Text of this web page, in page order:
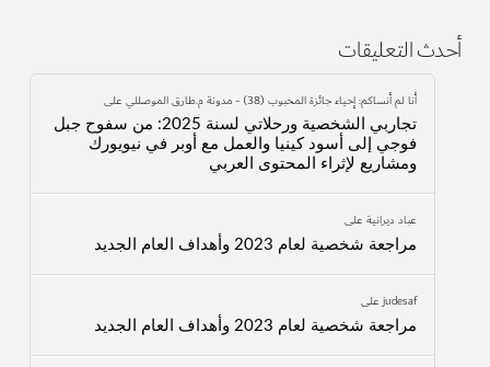
أحدث التعليقات
أنا لم أنساكم: إحياء جائزة المحبوب (38) - مدونة م.طارق الموصللي على
تجاربي الشخصية ورحلاتي لسنة 2025: من سفوح جبل
فوجي إلى أسود كينيا والعمل مع أوبر في نيويورك
ومشاريع لإثراء المحتوى العربي
عباد ديرانيةعلى
مراجعة شخصية لعام 2023 وأهداف العام الجديد
judesafعلى
مراجعة شخصية لعام 2023 وأهداف العام الجديد